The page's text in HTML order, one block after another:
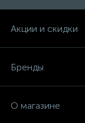
Акции и скидки
Бренды
О магазине